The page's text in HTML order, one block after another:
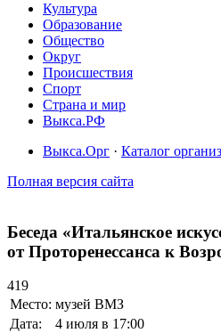
Культура
Образование
Общество
Округ
Происшествия
Спорт
Страна и мир
Выкса.РФ
Выкса.Орг · Каталог
Полная версия сайта
Беседа «Итальянское
от Проторенессанса к
419
Место: музей ВМЗ
Дата:
4 июля в 17:00